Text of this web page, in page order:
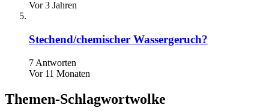
Vor 3 Jahren
Stechend/chemischer Wassergeruch?
7 Antworten
Vor 11 Monaten
Themen-Schlagwortwolke